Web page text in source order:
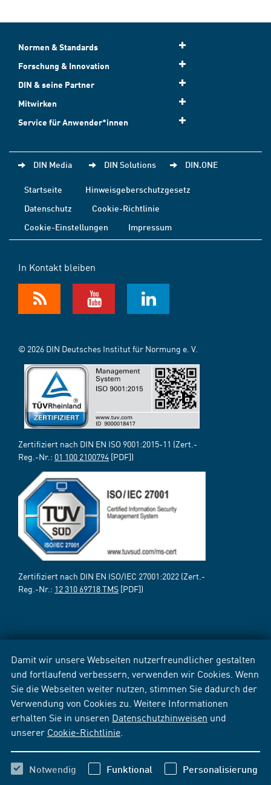
Damit wir unsere Webseiten nutzerfreundlicher gestalten
und fortlaufend verbessern, verwenden wir Cookies. Wenn
Sie die Webseiten weiter nutzen, stimmen Sie dadurch der
Verwendung von Cookies zu. Weitere Informationen
erhalten Sie in unseren Datenschutzhinweisen und
unserer Cookie-Richtlinie
Notwendig Funktional Personalisierung
Normen & Standards
Forschung & Innovation
DIN & seine Partner
Mitwirken
Service für Anwender*innen
DIN Media DIN Solutions DIN.ONE
Startseite
Hinweisgeberschutzgesetz
Datenschutz
Cookie-Richtlinie
Cookie-Einstellungen
Impressum
In Kontakt bleiben
© 2026 DIN Deutsches Institut für Normung e. V.
Zertifiziert nach DIN EN ISO 9001:2015-11 (Zert.-
Reg.-Nr.: 01 100 2100794 [PDF])
Zertifiziert nach DIN EN ISO/IEC 27001:2022 (Zert.-
Reg.-Nr.: 12 310 69718 TMS [PDF])